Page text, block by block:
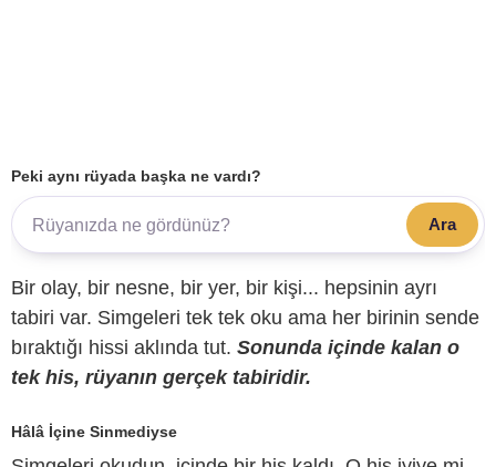
Peki aynı rüyada başka ne vardı?
Ara
Bir olay, bir nesne, bir yer, bir kişi... hepsinin ayrı
tabiri var. Simgeleri tek tek oku ama her birinin sende
bıraktığı hissi aklında tut. Sonunda içinde kalan o
tek his, rüyanın gerçek tabiridir.
Hâlâ İçine Sinmediyse